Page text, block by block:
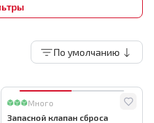
По умолчанию
Много
Запасной клапан сброса